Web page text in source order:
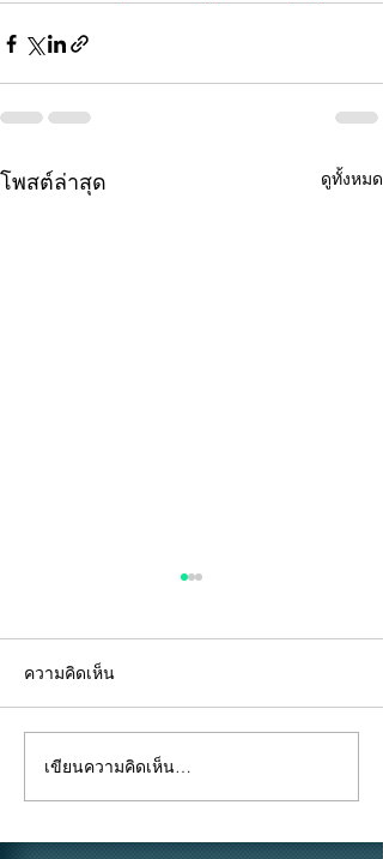
โพสต์ล่าสุด ดูทั้งหมด
"คีย์การ์ด" ไม่ใช่แค่แผ่น
พลาสติก... แต่คือ "ด่าน
แรก" ของความปลอดภัย
ความคิดเห็น
เขียนความคิดเห็น…